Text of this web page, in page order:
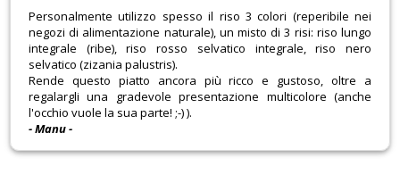
Personalmente utilizzo spesso il riso 3 colori (reperibile nei
negozi di alimentazione naturale), un misto di 3 risi: riso lungo
integrale (ribe), riso rosso selvatico integrale, riso nero
selvatico (zizania palustris).
Rende questo piatto ancora più ricco e gustoso, oltre a
regalargli una gradevole presentazione multicolore (anche
l'occhio vuole la sua parte! ;-) ).
- Manu -